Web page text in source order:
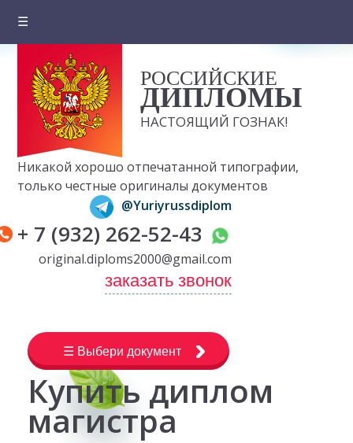
☰
О компании
Цены на документы
Вопросы и ответы
Отзывы клиентов
Оплата и доставка
Контакты
РОССИЙСКИЕ
ДИПЛОМЫ
НАСТОЯЩИЙ ГОЗНАК!
Никакой хорошо отпечатанной типографии,
только честные оригиналы документов
@Yuriyrussdiplom
+ 7 (932) 262-52-43
original.diploms2000@gmail.com
заказать звонок
☰ Выбери документ
Купить диплом
магистра